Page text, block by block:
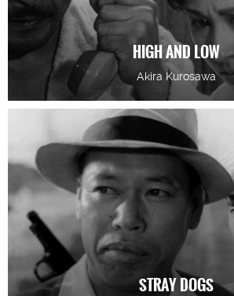
HIGH AND LOW
Akira Kurosawa
STRAY DOGS